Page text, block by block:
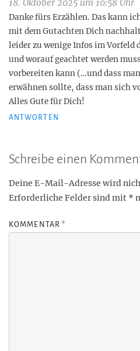
18. Oktober 2025 um 10:58 Uhr
Danke fürs Erzählen. Das kann
mit dem Gutachten Dich
leider zu wenige Infos im Vorfeld
und worauf geachtet werden
vorbereiten kann (…und dass
erwähnen sollte, dass man sich
Alles Gute für Dich!
ANTWORTEN
Schreibe einen
Deine E-Mail-Adresse wird
Erforderliche Felder sind mit *
KOMMENTAR*